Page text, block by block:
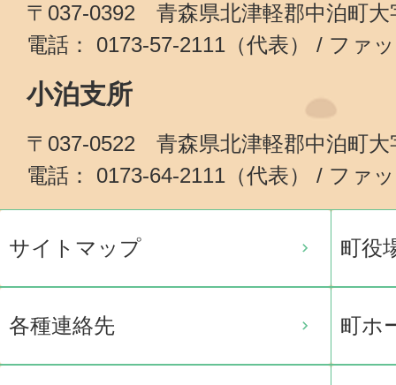
〒037-0392 青森県北津軽郡中泊町大
電話： 0173-57-2111（代表） / ファ
小泊支所
〒037-0522 青森県北津軽郡中泊町大
電話： 0173-64-2111（代表） / ファ
サイトマップ 町役
各種連絡先 町ホ